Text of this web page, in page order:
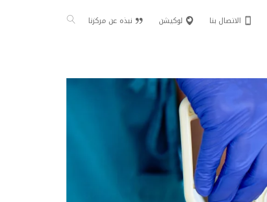
الاتصال بنا لوكيشن نبذه عن مركزنا